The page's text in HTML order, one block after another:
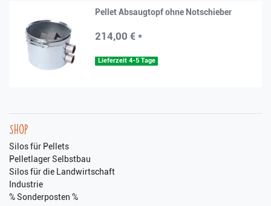
Pellet Absaugtopf ohne Notschieber
214,00 € *
Lieferzeit 4-5 Tage
Shop
Silos für Pellets
Pelletlager Selbstbau
Silos für die Landwirtschaft
Industrie
% Sonderposten %